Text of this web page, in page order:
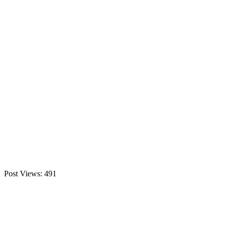
Post Views: 491